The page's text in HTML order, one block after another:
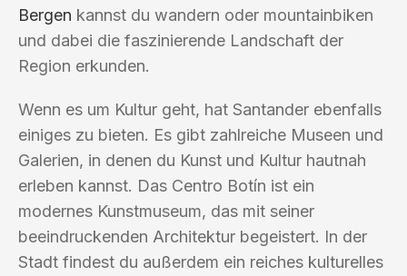
Bergen kannst du wandern oder mountainbiken
und dabei die faszinierende Landschaft der
Region erkunden.
Wenn es um Kultur geht, hat Santander ebenfalls
einiges zu bieten. Es gibt zahlreiche Museen und
Galerien, in denen du Kunst und Kultur hautnah
erleben kannst. Das Centro Botín ist ein
modernes Kunstmuseum, das mit seiner
beeindruckenden Architektur begeistert. In der
Stadt findest du außerdem ein reiches kulturelles